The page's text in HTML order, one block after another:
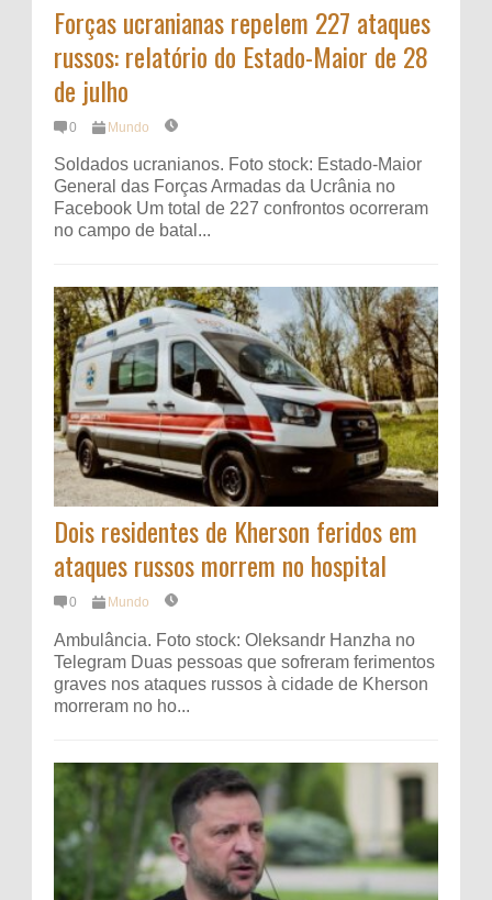
Forças ucranianas repelem 227 ataques
russos: relatório do Estado-Maior de 28
de julho
0 Mundo
Soldados ucranianos. Foto stock: Estado-Maior
General das Forças Armadas da Ucrânia no
Facebook Um total de 227 confrontos ocorreram
no campo de batal...
Dois residentes de Kherson feridos em
ataques russos morrem no hospital
0 Mundo
Ambulância. Foto stock: Oleksandr Hanzha no
Telegram Duas pessoas que sofreram ferimentos
graves nos ataques russos à cidade de Kherson
morreram no ho...